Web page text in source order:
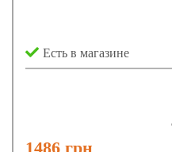
Есть в магазине
1486 грн